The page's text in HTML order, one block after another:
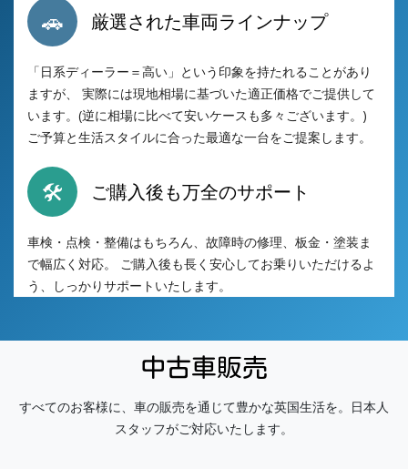
🚗 厳選された車両ラインナップ
「日系ディーラー＝高い」という印象を持たれることがあり
ますが、 実際には現地相場に基づいた適正価格でご提供して
います。(逆に相場に比べて安いケースも多々ございます。)
ご予算と生活スタイルに合った最適な一台をご提案します。
🛠️ ご購入後も万全のサポート
車検・点検・整備はもちろん、故障時の修理、板金・塗装ま
で幅広く対応。 ご購入後も長く安心してお乗りいただけるよ
う、しっかりサポートいたします。
中古車販売
すべてのお客様に、車の販売を通じて豊かな英国生活を。日本人
スタッフがご対応いたします。